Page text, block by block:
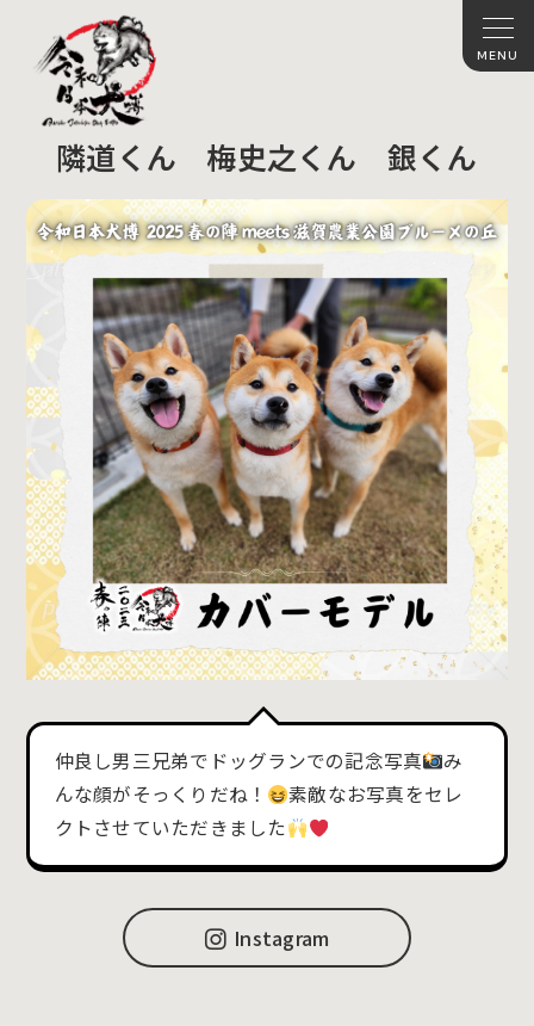
隣道くん 梅史之くん 銀くん
仲良し男三兄弟でドッグランでの記念写真
み
んな顔がそっくりだね！
素敵なお写真をセレ
クトさせていただきました
Instagram